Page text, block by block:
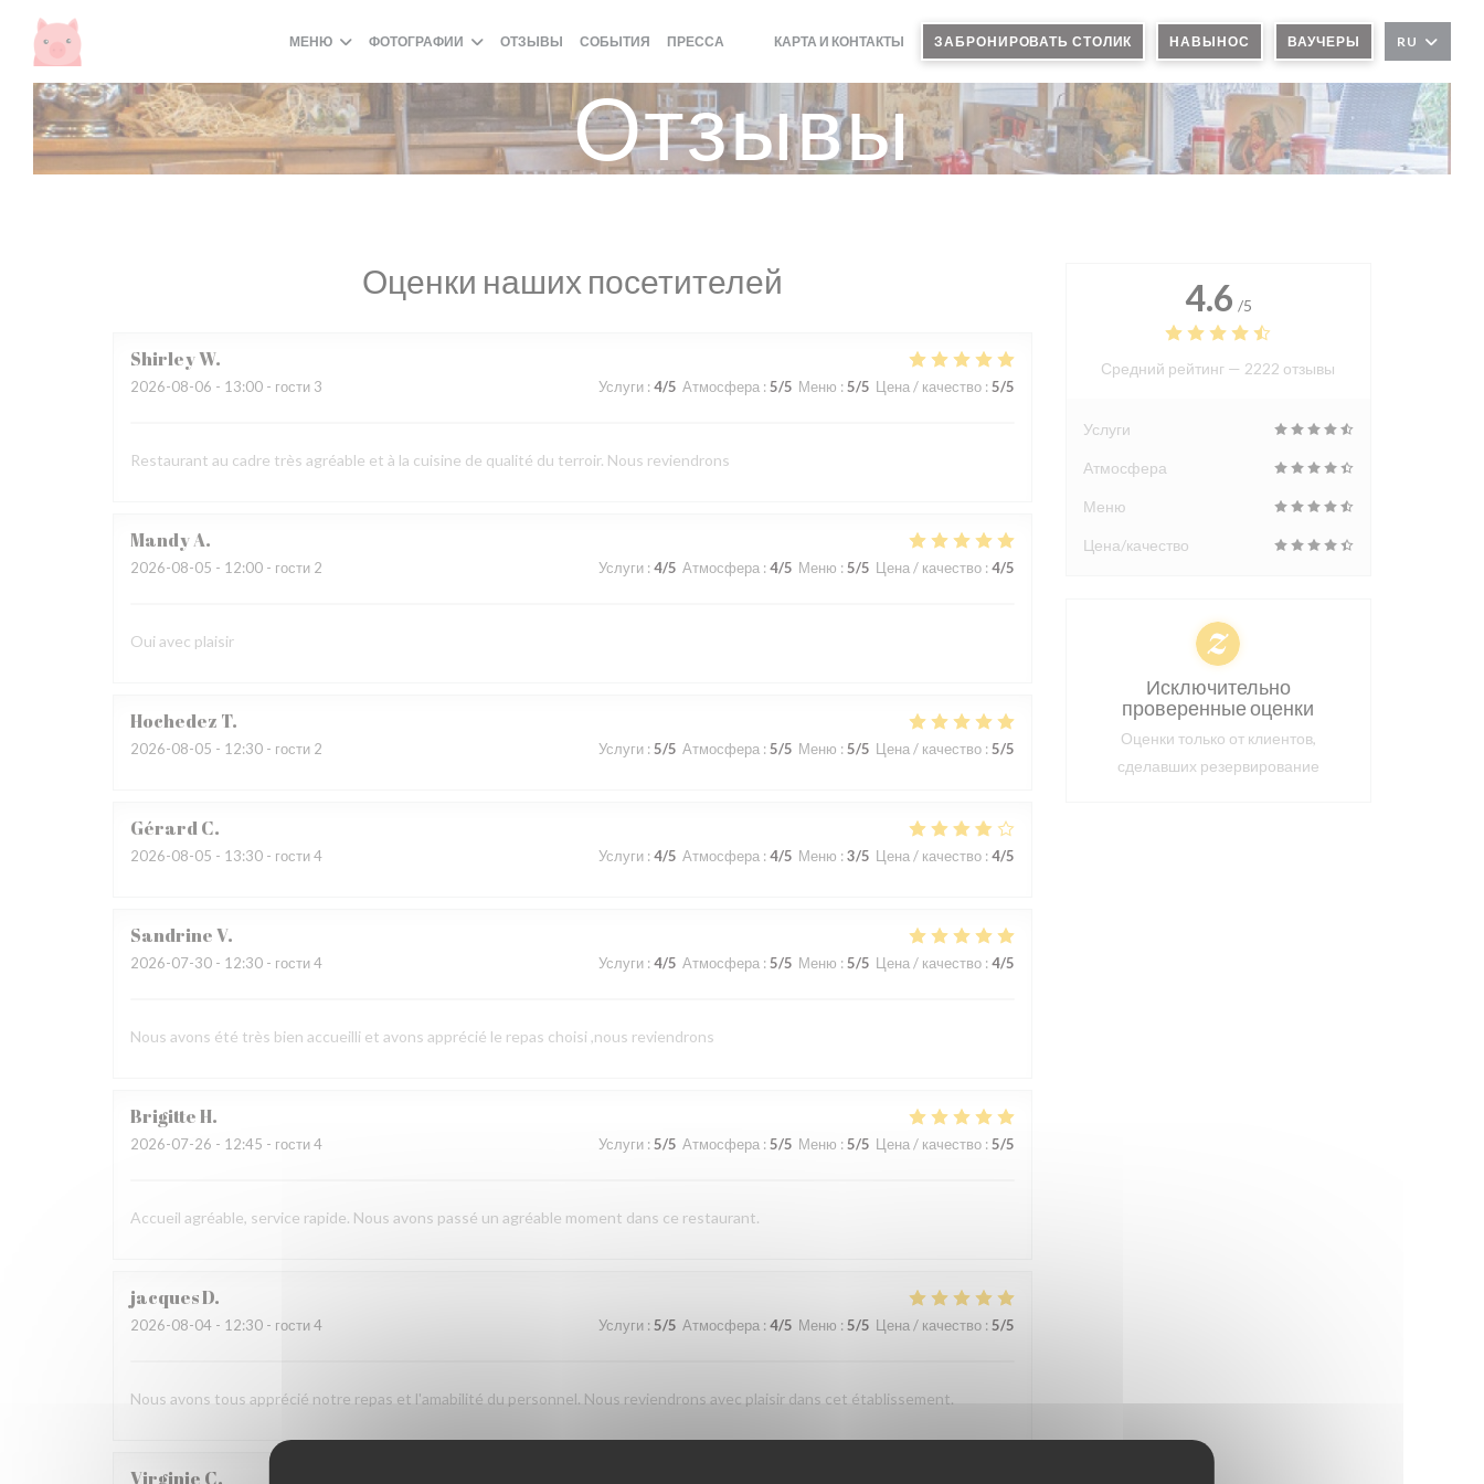
Панель управления cookies
МЕНЮ ФОТОГРАФИИ ОТЗЫВЫ СОБЫТИЯ ПРЕССА
((ОТКРЫВАЕТСЯ В НОВОМ ОКНЕ))
((ОТКРЫВАЕТСЯ В НОВОМ ОКНЕ))
КАРТА И КОНТАКТЫ ЗАБРОНИРОВАТЬ СТОЛИК НАВЫНОС ВАУЧЕРЫ RU
Отзывы
Оценки наших посетителей
ShirleyW
2026-08-06 - 13:00 - гости 3 Услуги: 4/5 Атмосфера : 5/5 Меню : 5/5 Цена / качество: 5/5
Restaurant au cadre très agréable et à la cuisine de qualité du terroir. Nous reviendrons
MandyA
2026-08-05 - 12:00 - гости 2 Услуги: 4/5 Атмосфера : 4/5 Меню : 5/5 Цена / качество: 4/5
Oui avec plaisir
Hochedez T
2026-08-05 - 12:30 - гости 2 Услуги: 5/5 Атмосфера : 5/5 Меню : 5/5 Цена / качество: 5/5
GérardC
2026-08-05 - 13:30 - гости 4 Услуги: 4/5 Атмосфера : 4/5 Меню : 3/5 Цена / качество: 4/5
SandrineV
2026-07-30 - 12:30 - гости 4 Услуги: 4/5 Атмосфера : 5/5 Меню : 5/5 Цена / качество: 4/5
Nous avons été très bien accueilli et avons apprécié le repas choisi ,nous reviendrons
BrigitteH
2026-07-26 - 12:45 - гости 4 Услуги: 5/5 Атмосфера : 5/5 Меню : 5/5 Цена / качество: 5/5
Accueil agréable, service rapide. Nous avons passé un agréable moment dans ce restaurant.
jacquesD
2026-08-04 - 12:30 - гости 4 Услуги: 5/5 Атмосфера : 4/5 Меню : 5/5 Цена / качество: 5/5
Nous avons tous apprécié notre repas et l'amabilité du personnel. Nous reviendrons avec plaisir dans cet établissement.
Virginie C
4.6 /5
Средний рейтинг — 2222 отзывы
Услуги
Атмосфера
Меню
Цена/качество
Исключительно
проверенные оценки
Оценки только от клиентов,
сделавших резервирование